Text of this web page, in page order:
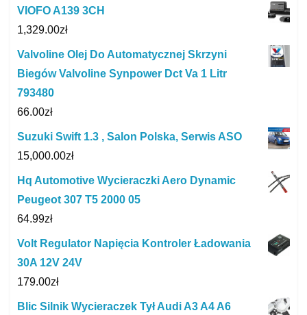
VIOFO A139 3CH
1,329.00zł
Valvoline Olej Do Automatycznej Skrzyni
Biegów Valvoline Synpower Dct Va 1 Litr
793480
66.00zł
Suzuki Swift 1.3 , Salon Polska, Serwis ASO
15,000.00zł
Hq Automotive Wycieraczki Aero Dynamic
Peugeot 307 T5 2000 05
64.99zł
Volt Regulator Napięcia Kontroler Ładowania
30A 12V 24V
179.00zł
Blic Silnik Wycieraczek Tył Audi A3 A4 A6